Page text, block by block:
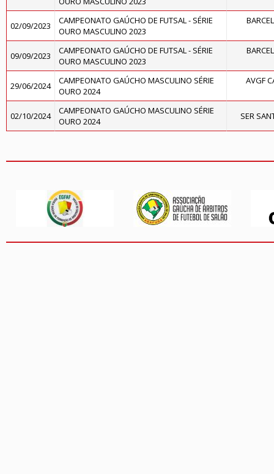
02/09/2023
CAMPEONATO GAÚCHO DE FUTSAL - SÉRIE
OURO MASCULINO 2023
09/09/2023
CAMPEONATO GAÚCHO DE FUTSAL - SÉRIE
OURO MASCULINO 2023
29/06/2024
CAMPEONATO GAÚCHO MASCULINO SÉRIE
OURO 2024
AVGF
02/10/2024
CAMPEONATO GAÚCHO MASCULINO SÉRIE
OURO 2024
SER